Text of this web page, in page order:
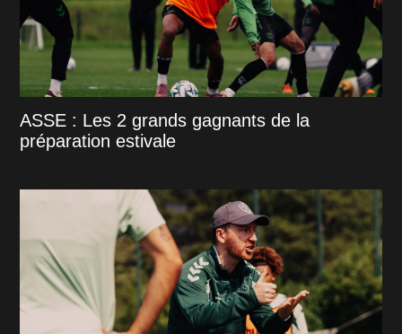
ASSE : Les 2 grands gagnants de la
préparation estivale